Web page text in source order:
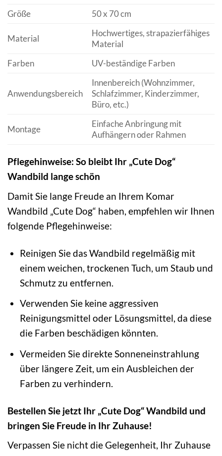
Größe
50 x 70 cm
Material
Hochwertiges, strapazierfähiges
Material
Farben
UV-beständige Farben
Anwendungsbereich
Innenbereich (Wohnzimmer,
Schlafzimmer, Kinderzimmer,
Büro, etc.)
Montage
Einfache Anbringung mit
Aufhängern oder Rahmen
Pflegehinweise: So bleibt Ihr „Cute Dog“
Wandbild lange schön
Damit Sie lange Freude an Ihrem Komar
Wandbild „Cute Dog“ haben, empfehlen wir Ihnen
folgende Pflegehinweise:
Reinigen Sie das Wandbild regelmäßig mit
einem weichen, trockenen Tuch, um Staub und
Schmutz zu entfernen.
Verwenden Sie keine aggressiven
Reinigungsmittel oder Lösungsmittel, da diese
die Farben beschädigen könnten.
Vermeiden Sie direkte Sonneneinstrahlung
über längere Zeit, um ein Ausbleichen der
Farben zu verhindern.
Bestellen Sie jetzt Ihr „Cute Dog“ Wandbild und
bringen Sie Freude in Ihr Zuhause!
Verpassen Sie nicht die Gelegenheit, Ihr Zuhause